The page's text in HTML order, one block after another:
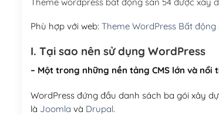
Theme wordpress bất động sản 54 được xây
Phù hợp với web: Theme WordPress Bất động
I. Tại sao nên sử dụng WordPress
– Một trong những nền tảng CMS lớn và nổi
WordPress đứng đầu danh sách ba gói xây
là Joomla và Drupal.